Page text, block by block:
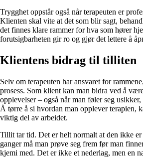
Trygghet oppstår også når terapeuten er
Klienten skal vite at det som blir sagt,
det finnes klare rammer for hva som hører
forutsigbarheten gir ro og gjør det lettere å
Klientens bidrag til tilliten
Selv om terapeuten har ansvaret for
prosess. Som klient kan man bidra ved å
opplevelser – også når man føler seg
Å tørre å si hvordan man opplever terapien,
viktig del av arbeidet.
Tillit tar tid. Det er helt normalt at den ikke
ganger må man prøve seg frem før man
kjemi med. Det er ikke et nederlag, men en